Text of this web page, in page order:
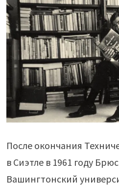
После окончания
в Сиэтле в 1961 году
Вашингтонский